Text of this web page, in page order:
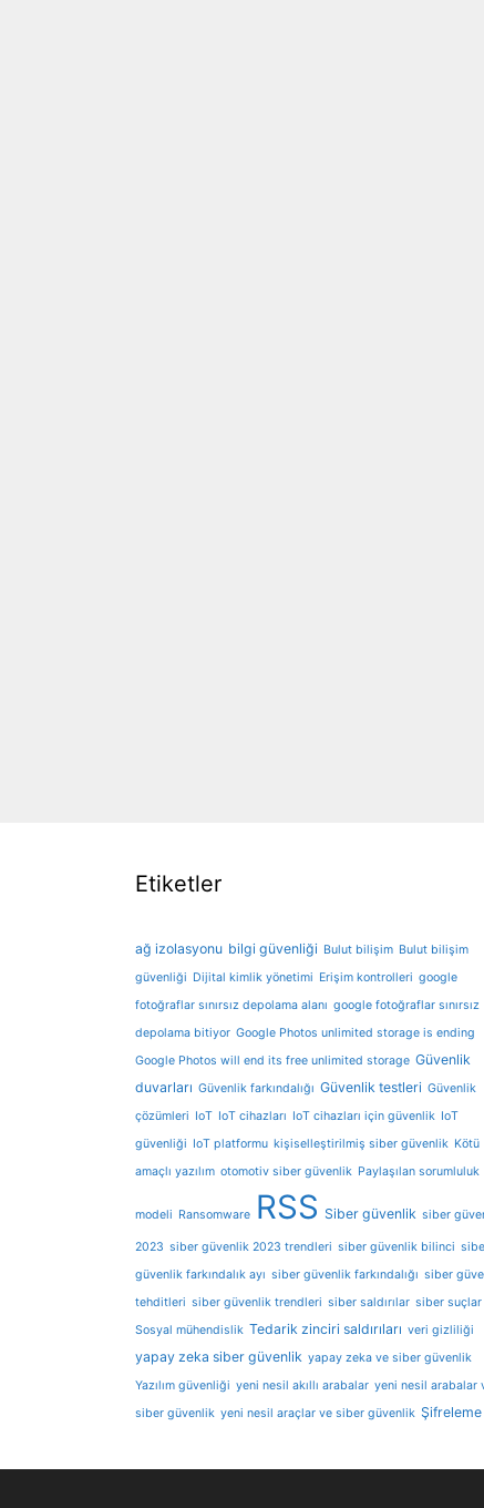
Etiketler
ağ izolasyonu bilgi güvenliği Bulut bilişim Bulut bilişim
güvenliği Dijital kimlik yönetimi Erişim kontrolleri google
fotoğraflar sınırsız depolama alanı google fotoğraflar sınırsız
depolama bitiyor Google Photos unlimited storage is ending
Google Photos will end its free unlimited storage Güvenlik
duvarları Güvenlik farkındalığı Güvenlik testleri Güvenlik
çözümleri IoT IoT cihazları IoT cihazları için güvenlik IoT
güvenliği IoT platformu kişiselleştirilmiş siber güvenlik Kötü
amaçlı yazılım otomotiv siber güvenlik Paylaşılan sorumluluk
modeli Ransomware RSS Siber güvenlik siber
2023 siber güvenlik 2023 trendleri siber güvenlik bilinci
güvenlik farkındalık ayı siber güvenlik farkındalığı siber
tehditleri siber güvenlik trendleri siber saldırılar siber suçlar
Sosyal mühendislik Tedarik zinciri saldırıları veri gizliliği
yapay zeka siber güvenlik yapay zeka ve siber güvenlik
Yazılım güvenliği yeni nesil akıllı arabalar yeni nesil arabalar
siber güvenlik yeni nesil araçlar ve siber güvenlik Şifreleme